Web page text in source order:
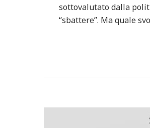
sottovalutato dalla
“sbattere”. Ma quale